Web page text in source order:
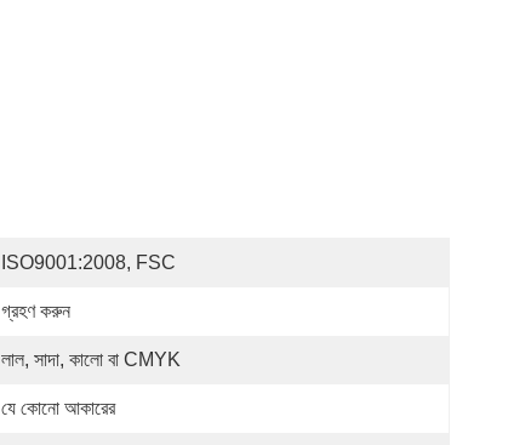
ISO9001:2008, FSC
গ্রহণ করুন
লাল, সাদা, কালো বা CMYK
যে কোনো আকারের